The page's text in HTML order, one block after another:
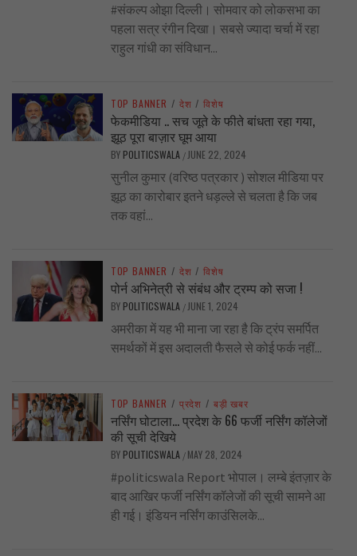
#संकल्प ओझा दिल्ली। सोमवार को लोकसभा का
पहला सत्र रंगीन दिखा। सबसे ज्यादा चर्चा में रहा
राहुल गांधी का संविधान...
TOP BANNER / देश / विशेष
फेकमीडिया .. सच जूते के फीते बांधता रहा गया,
झूठ पूरा बाज़ार घूम आया
BY POLITICSWALA / JUNE 22, 2024
सुनील कुमार (वरिष्ठ पत्रकार ) सोशल मीडिया पर
झूठ का कारोबार इतने धड़ल्ले से चलता है कि जब
तक वहां...
TOP BANNER / देश / विशेष
पोर्न अभिनेत्री से संबंध और ट्रम्प को सजा !
BY POLITICSWALA / JUNE 1, 2024
अमरीका में यह भी माना जा रहा है कि ट्रंप समर्पित
समर्थकों में इस अदालती फैसले से कोई फर्क नहीं...
TOP BANNER / प्रदेश / बड़ी खबर
नर्सिंग घोटाला… प्रदेश के 66 फर्जी नर्सिंग कॉलेजों
की सूची देखिये
BY POLITICSWALA / MAY 28, 2024
#politicswala Report भोपाल। लम्बे इंतज़ार के
बाद आखिर फर्जी नर्सिंग कॉलेजों की सूची सामने आ
ही गई। इंडियन नर्सिंग काउंसिलके...